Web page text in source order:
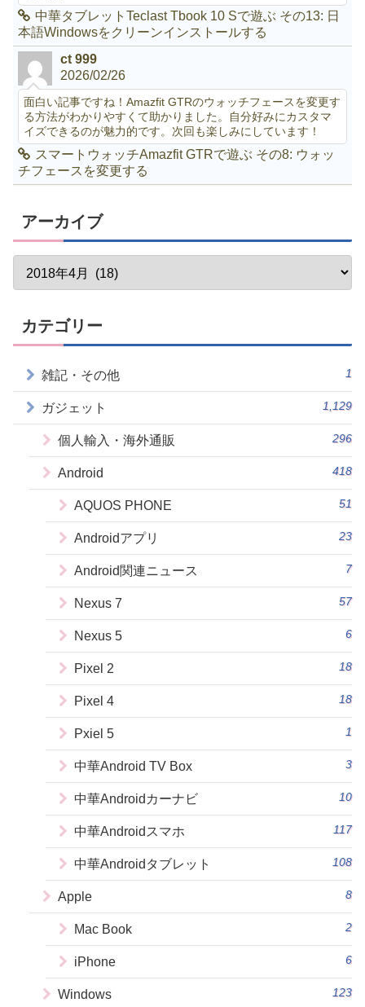
中華タブレットTeclast Tbook 10 Sで遊ぶ その13: 日
本語Windowsをクリーンインストールする
ct 999
2026/02/26
面白い記事ですね！Amazfit GTRのウォッチフェースを変更す
る方法がわかりやすくて助かりました。自分好みにカスタマ
イズできるのが魅力的です。次回も楽しみにしています！
スマートウォッチAmazfit GTRで遊ぶ その8: ウォッ
チフェースを変更する
アーカイブ
カテゴリー
雑記・その他 1
ガジェット 1,129
個人輸入・海外通販 296
Android 418
AQUOS PHONE 51
Androidアプリ 23
Android関連ニュース 7
Nexus 7 57
Nexus 5 6
Pixel 2 18
Pixel 4 18
Pxiel 5 1
中華Android TV Box 3
中華Androidカーナビ 10
中華Androidスマホ 117
中華Androidタブレット 108
Apple 8
Mac Book 2
iPhone 6
Windows 123